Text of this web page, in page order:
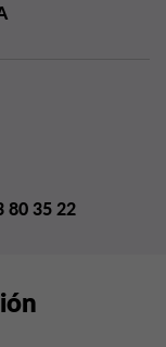
80 35 22